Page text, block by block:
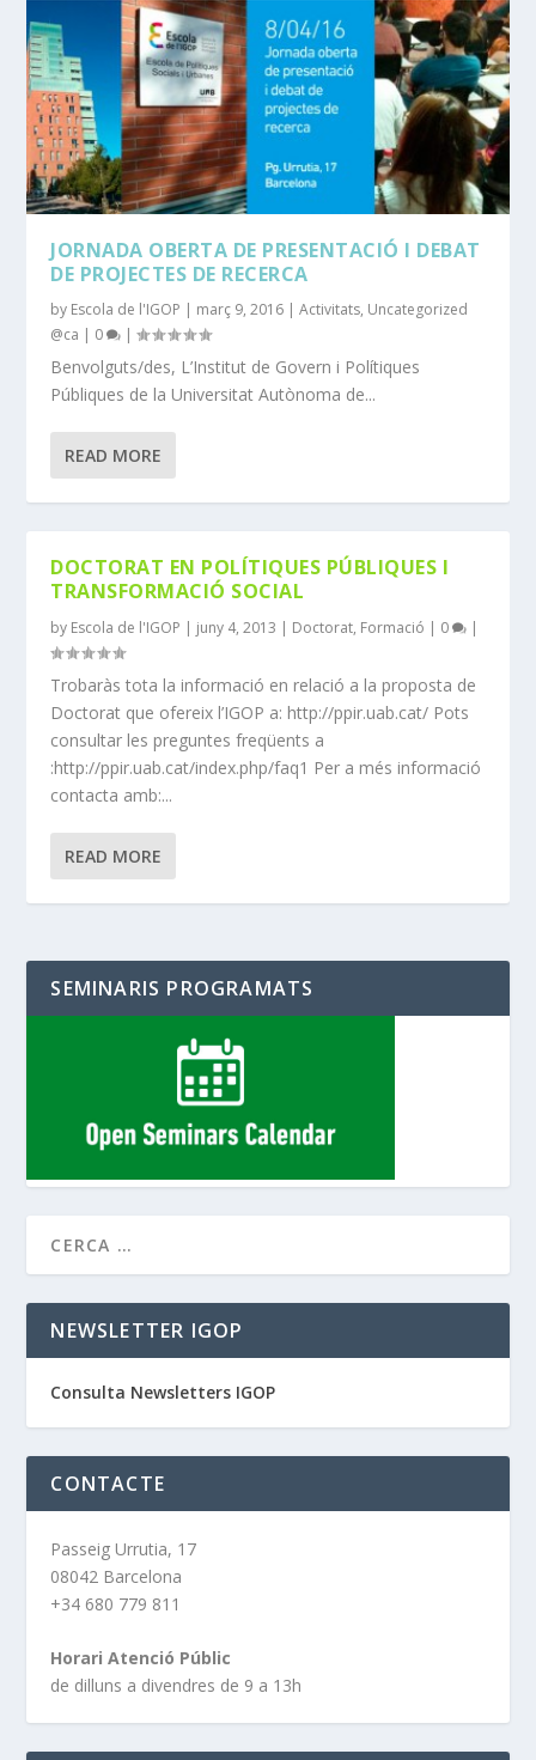
JORNADA OBERTA DE PRESENTACIÓ I DEBAT
DE PROJECTES DE RECERCA
by Escola de l'IGOP | març 9, 2016 |Activitats, Uncategorized
@ca | 0 |
Benvolguts/des, L’Institut de Govern i Polítiques
Públiques de la Universitat Autònoma de...
READ MORE
DOCTORAT EN POLÍTIQUES PÚBLIQUES I
TRANSFORMACIÓ SOCIAL
by Escola de l'IGOP | juny 4, 2013 | Doctorat, Formació | 0 |
Trobaràs tota la informació en relació a la proposta de
Doctorat que ofereix l’IGOP a: http://ppir.uab.cat/ Pots
consultar les preguntes freqüents a
:http://ppir.uab.cat/index.php/faq1 Per a més informació
contacta amb:...
READ MORE
SEMINARIS PROGRAMATS
NEWSLETTER IGOP
Consulta Newsletters IGOP
CONTACTE
Passeig Urrutia, 17
08042 Barcelona
+34 680 779 811
Horari Atenció Públic
de dilluns a divendres de 9 a 13h